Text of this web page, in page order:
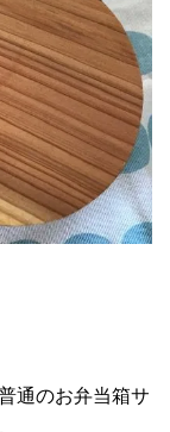
通のお弁当箱サ